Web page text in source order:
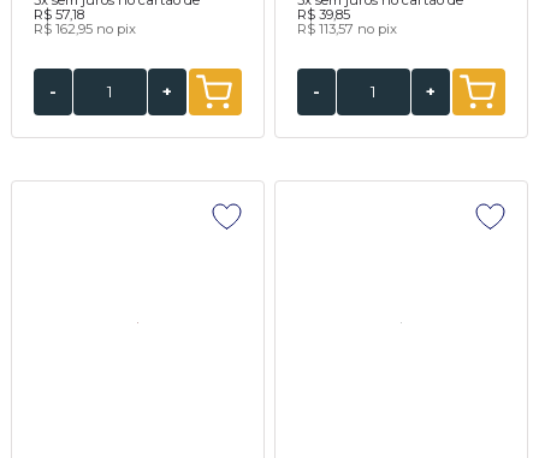
R$ 57,18
R$ 162,95 no pix
- +
R$ 39,85
R$ 113,57 no pix
- +